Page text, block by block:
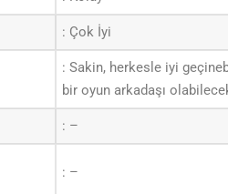
: Çok İyi
: Sakin, herkesle iyi
bir oyun arkadaşı
: –
: –